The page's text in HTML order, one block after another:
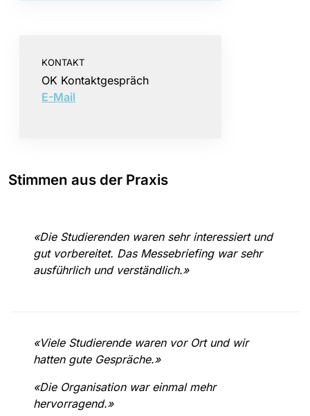
KONTAKT
OK Kontaktgespräch
E-Mail
Stimmen aus der Praxis
«Die Studierenden waren sehr interessiert und
gut vorbereitet. Das Messebriefing war sehr
ausführlich und verständlich.»
«Viele Studierende waren vor Ort und wir
hatten gute Gespräche.»
«Die Organisation war einmal mehr
hervorragend.»